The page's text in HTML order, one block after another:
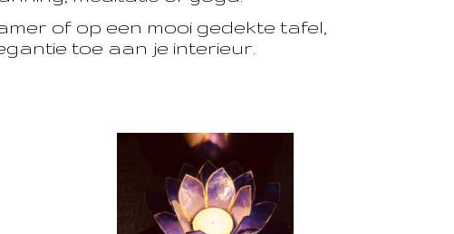
of op een mooi gedekte tafel,
toe aan je interieur.